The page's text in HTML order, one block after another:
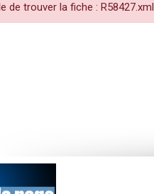
de trouver la fiche : R58427.xml